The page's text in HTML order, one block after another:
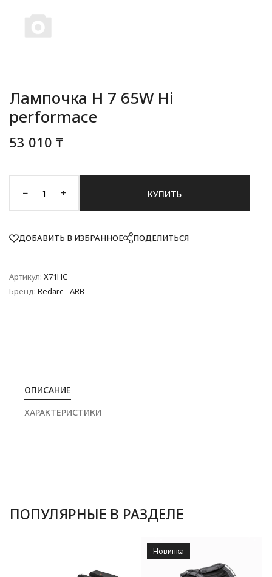
Лампочка H 7 65W Hi
performace
53 010 ₸
− + КУПИТЬ
ДОБАВИТЬ В ИЗБРАННОЕ ПОДЕЛИТЬСЯ
Артикул: X71HC
Бренд: Redarc - ARB
ОПИСАНИЕ
ХАРАКТЕРИСТИКИ
ПОПУЛЯРНЫЕ В РАЗДЕЛЕ
Новинка